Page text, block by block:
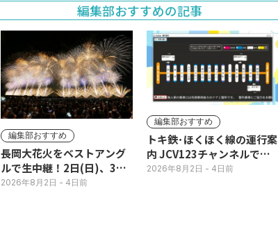
編集部おすすめの記事
編集部おすすめ
長岡大花火をベストアング
ルで生中継！2日(日)、3日
(月)
2026年8月2日 - 4日前
編集部おすすめ
トキ鉄･ほくほく線の運行案
内 JCV123チャンネルで平
日毎朝表示
2026年8月2日 - 4日前